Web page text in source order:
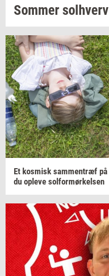
Som­mersol­hverv
Et kos­misk sam­men­træf på
du op­le­ve sol­for­mør­kel­sen